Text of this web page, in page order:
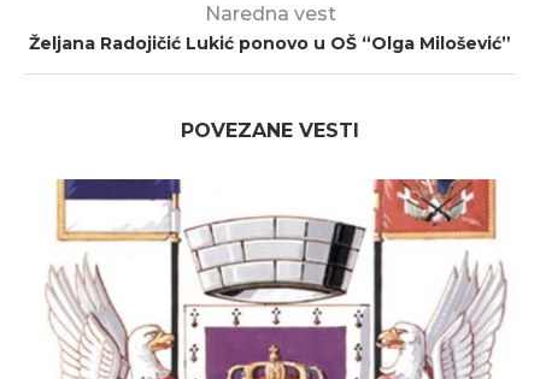
Naredna vest
Željana Radojičić Lukić ponovo u OŠ “Olga Milošević”
POVEZANE VESTI